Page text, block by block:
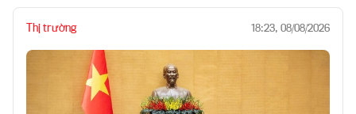
Thị trường 18:23, 08/08/2026